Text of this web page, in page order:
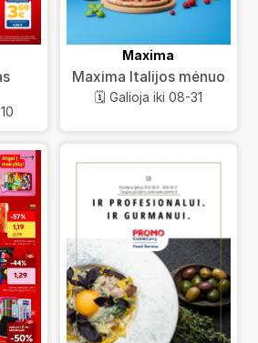
Maxima
Maxima Italijos mėnuo
🗓️ Galioja iki 08-31